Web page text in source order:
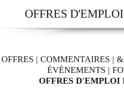
OFFRES
OFFRES | COMMENTAIRES |
ÉVÉNEMENTS |
OFFRES D'EMPLOI